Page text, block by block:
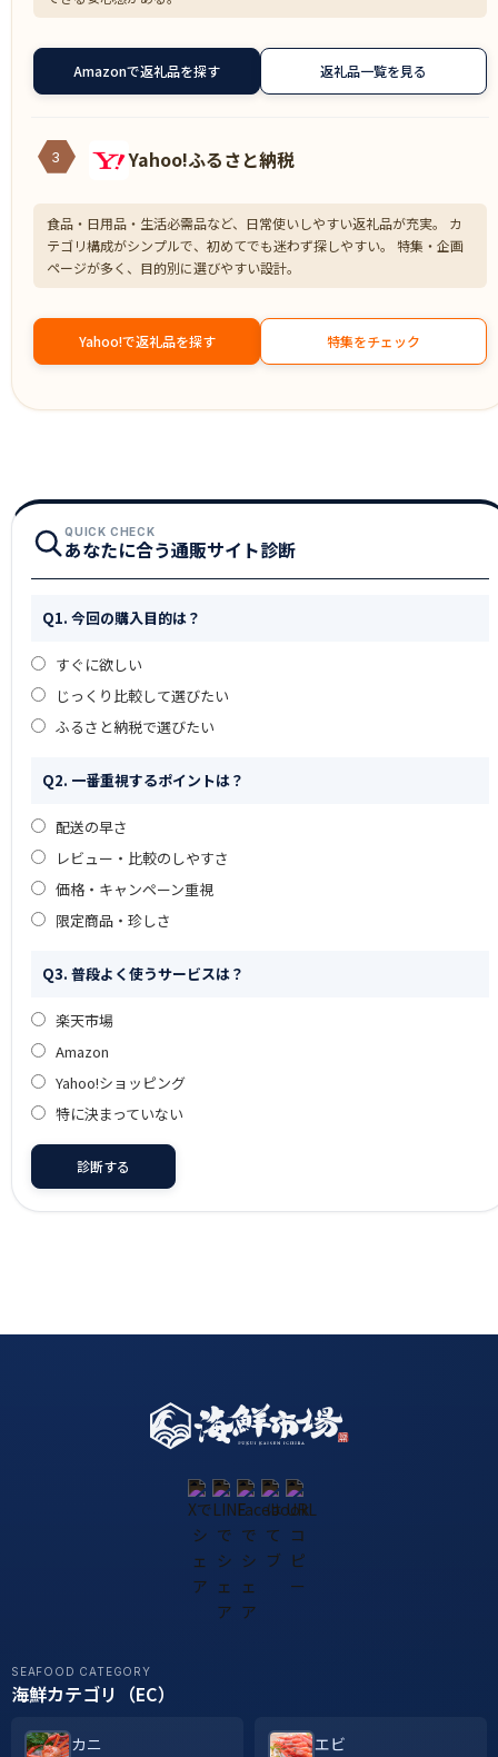
Amazonで返礼品を探す 返礼品一覧を見る
3 Yahoo!ふるさと納税
食品・日用品・生活必需品など、日常使いしやすい返礼品が充実。 カ
テゴリ構成がシンプルで、初めてでも迷わず探しやすい。 特集・企画
ページが多く、目的別に選びやすい設計。
Yahoo!で返礼品を探す 特集をチェック
QUICK CHECK
あなたに合う通販サイト診断
Q1. 今回の購入目的は？
すぐに欲しい
じっくり比較して選びたい
ふるさと納税で選びたい
Q2. 一番重視するポイントは？
配送の早さ
レビュー・比較のしやすさ
価格・キャンペーン重視
限定商品・珍しさ
Q3. 普段よく使うサービスは？
楽天市場
Amazon
Yahoo!ショッピング
特に決まっていない
診断する
SEAFOOD CATEGORY
海鮮カテゴリ（EC）
カニ エビ